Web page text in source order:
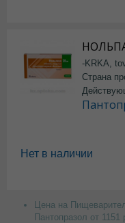
-KRKA,
Страна
Нет в наличии
Цена на
Пантопразол от